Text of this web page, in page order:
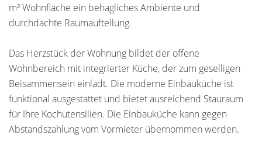
m² Wohnfläche ein behagliches Ambiente und
durchdachte Raumaufteilung.
Das Herzstück der Wohnung bildet der offene
Wohnbereich mit integrierter Küche, der zum geselligen
Beisammensein einlädt. Die moderne Einbauküche ist
funktional ausgestattet und bietet ausreichend Stauraum
für Ihre Kochutensilien. Die Einbauküche kann gegen
Abstandszahlung vom Vormieter übernommen werden.